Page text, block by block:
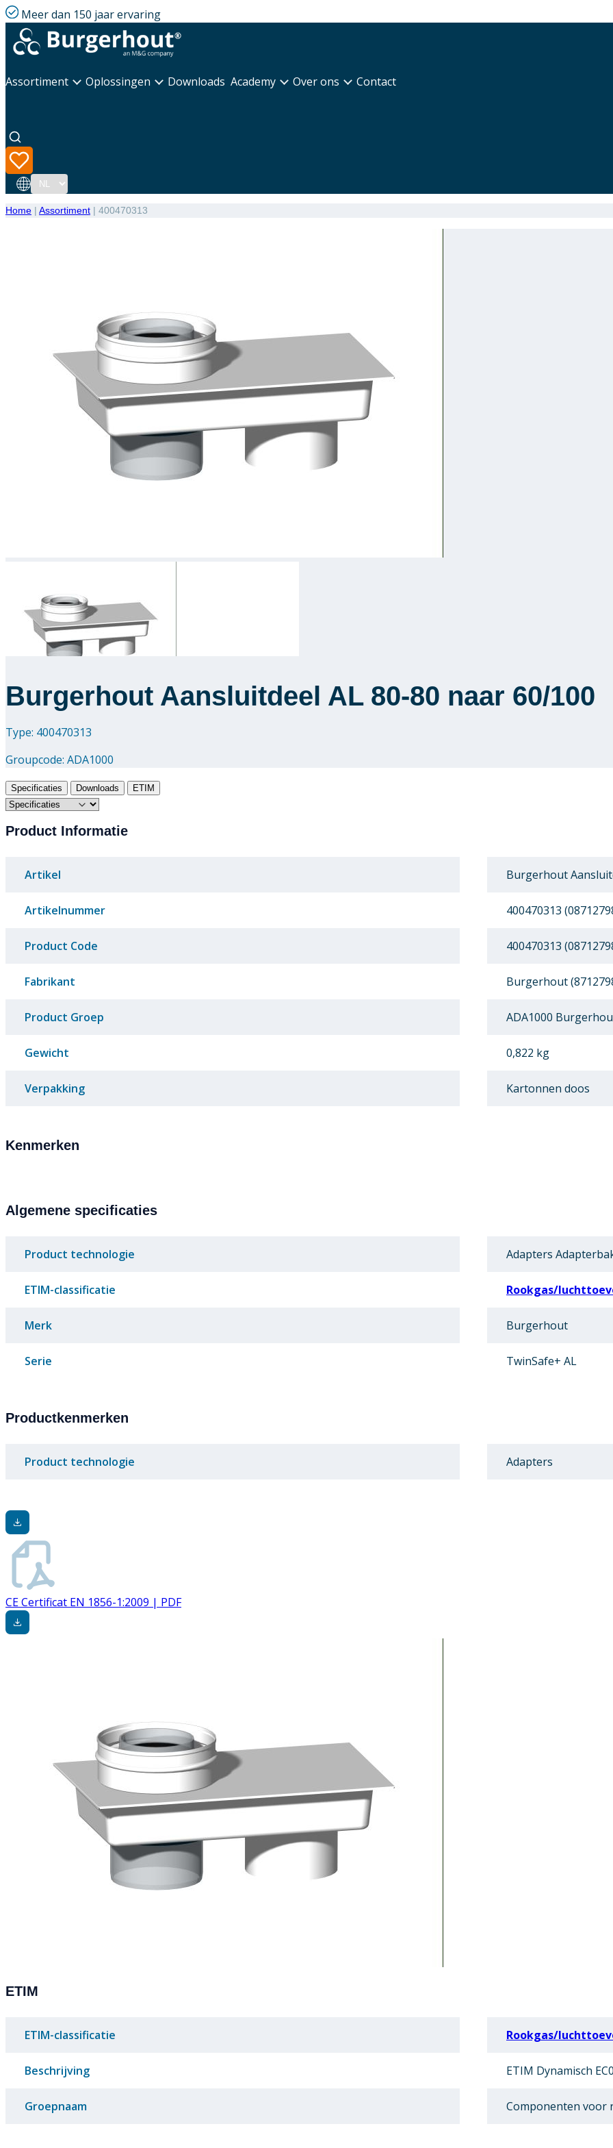
Meer dan 150 jaar ervaring
Assortiment Oplossingen Downloads Academy Over ons Contact
Taal
Home | Assortiment | 400470313
Burgerhout Aansluitdeel AL 80-80 naar 60/100
Type: 400470313
Groupcode: ADA1000
Specificaties Downloads ETIM
Product Informatie
Artikel Burgerhout
Artikelnummer 400470313
Product Code 400470313
Fabrikant Burgerhout
Product Groep ADA1000
Gewicht 0,822 kg
Verpakking Kartonnen doos
Kenmerken
Algemene specificaties
Product technologie Adapters
ETIM-classificatie Rookgas/
Merk Burgerhout
Serie TwinSafe+ AL
Productkenmerken
Product technologie Adapters
CE Certificat EN 1856-1:2009 | PDF
ETIM
ETIM-classificatie Rookgas/
Beschrijving ETIM Dynamisch
Groepnaam Componenten voor